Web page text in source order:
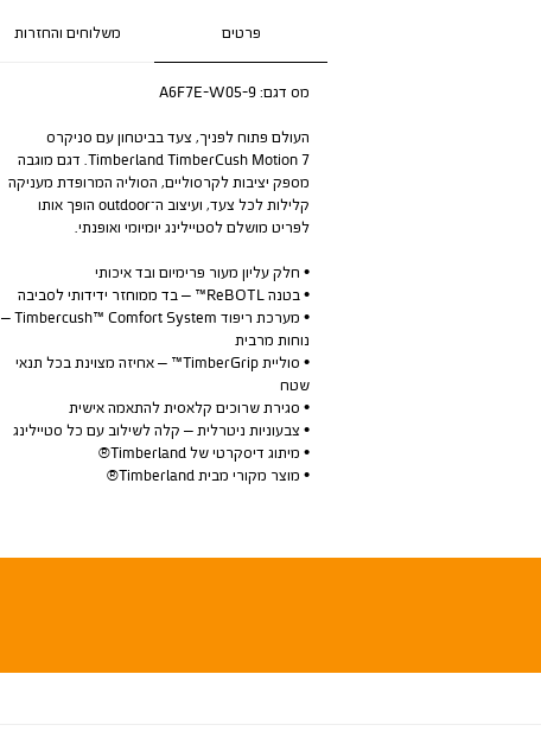
פרטים משלוחים והחזרות
מס דגם:A6F7E-W05-9
העולם פתוח לפניך, צעד בביטחון עם סניקרס
Timberland TimberCush Motion 7. דגם מוגבה
מספק יציבות לקרסוליים, הסוליה המרופדת מעניקה
קלילות לכל צעד, ועיצוב ה־outdoor הופך אותו
לפריט מושלם לסטיילינג יומיומי ואופנתי.
• חלק עליון מעור פרימיום ובד איכותי
• בטנה ReBOTL™ – בד ממוחזר ידידותי לסביבה
• מערכת ריפוד Timbercush™ Comfort System –
נוחות מרבית
• סוליית TimberGrip™ – אחיזה מצוינת בכל תנאי
שטח
• סגירת שרוכים קלאסית להתאמה אישית
• צבעוניות ניטרלית – קלה לשילוב עם כל סטיילינג
• מיתוג דיסקרטי של Timberland®
• מוצר מקורי מבית Timberland®